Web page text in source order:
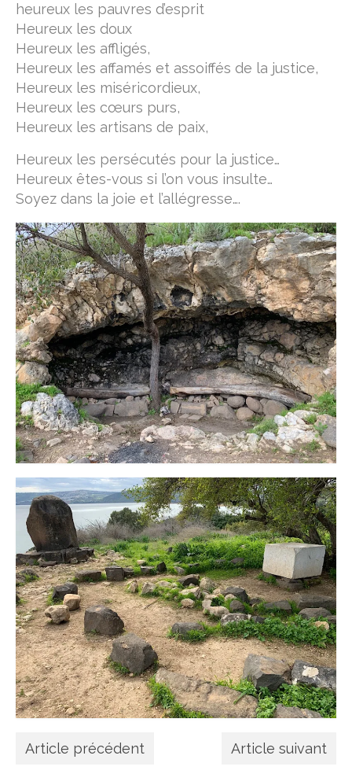
heureux les pauvres d’esprit
Heureux les doux
Heureux les affligés,
Heureux les affamés et assoiffés de la justice,
Heureux les miséricordieux,
Heureux les cœurs purs,
Heureux les artisans de paix,
Heureux les persécutés pour la justice…
Heureux êtes-vous si l’on vous insulte…
Soyez dans la joie et l’allégresse….
Article précédent Article suivant